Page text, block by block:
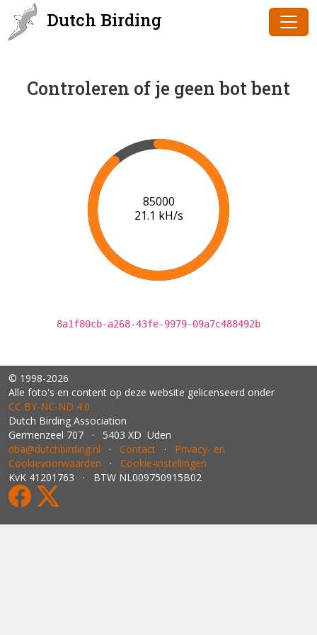
Dutch Birding
Controleren of je geen bot bent
86000
21.1 kH/s
8a1f80cb-a268-43fe-9979-09a7c488492b
© 1998-2026
Alle foto's en content op deze website gelicenseerd onder
CC BY‑NC‑ND 4.0
Dutch Birding Association
Germenzeel 707 · 5403 XD Uden
dba@dutchbirding.nl · Contact · Privacy- en
Cookievoorwaarden · Cookie-instellingen
KvK 41201763 · BTW NL009750915B02